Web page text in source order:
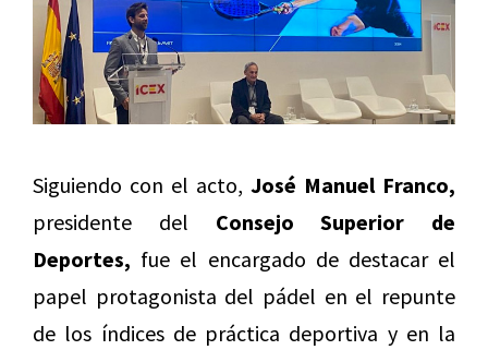
Siguiendo con el acto, José Manuel Franco,
presidente del Consejo Superior de
Deportes, fue el encargado de destacar el
papel protagonista del pádel en el repunte
de los índices de práctica deportiva y en la